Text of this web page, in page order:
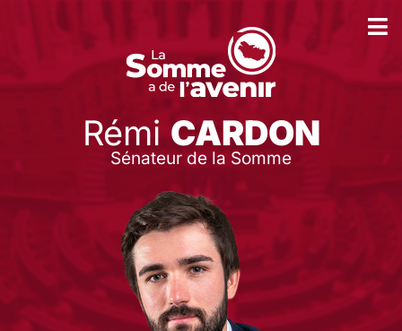
RémiCARDON
Sénateur de la Somme